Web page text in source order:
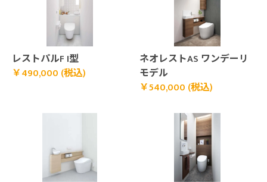
レストパルF I型
￥490,000 (税込)
￥490,000 (税込)">
ネオレストAS ワンデーリ
モデル
￥540,000 (税込)
￥540,000 (税込)">